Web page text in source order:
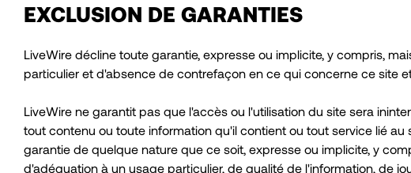
EXCLUSION DE GARANTIES
LiveWire décline toute garantie, expresse ou implicite, y compris,
particulier et d'absence de contrefaçon en ce qui concerne ce site
LiveWire ne garantit pas que l'accès ou l'utilisation du site sera
tout contenu ou toute information qu'il contient ou tout service lié
garantie de quelque nature que ce soit, expresse ou implicite, y
d'adéquation à un usage particulier, de qualité de l'information, de